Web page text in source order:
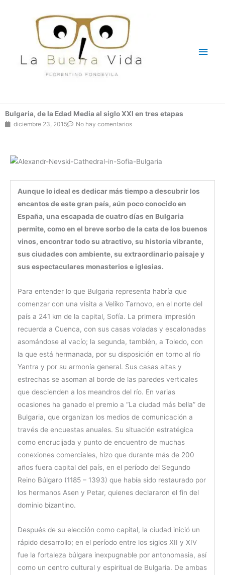
Bulgaria, de la Edad Media al siglo XXI en tres etapas
diciembre 23, 2015 No hay comentarios
Aunque lo ideal es dedicar más tiempo a descubrir los
encantos de este gran país, aún poco conocido en
España, una escapada de cuatro días en Bulgaria
permite, como en el breve sorbo de la cata de los buenos
vinos, encontrar todo su atractivo, su historia vibrante,
sus ciudades con ambiente, su extraordinario paisaje y
sus espectaculares monasterios e iglesias.
Para entender lo que Bulgaria representa habría que
comenzar con una visita a Veliko Tarnovo, en el norte del
país a 241 km de la capital, Sofía. La primera impresión
recuerda a Cuenca, con sus casas voladas y escalonadas
asomándose al vacío; la segunda, también, a Toledo, con
la que está hermanada, por su disposición en torno al río
Yantra y por su armonía general. Sus casas altas y
estrechas se asoman al borde de las paredes verticales
que descienden a los meandros del río. En varias
ocasiones ha ganado el premio a “La ciudad más bella” de
Bulgaria, que organizan los medios de comunicación a
través de encuestas anuales. Su situación estratégica
como encrucijada y punto de encuentro de muchas
conexiones comerciales, hizo que durante más de 200
años fuera capital del país, en el período del Segundo
Reino Búlgaro (1185 – 1393) que había sido restaurado por
los hermanos Asen y Petar, quienes declararon el fin del
dominio bizantino.
Después de su elección como capital, la ciudad inició un
rápido desarrollo; en el período entre los siglos XII y XIV
fue la fortaleza búlgara inexpugnable por antonomasia, así
como un centro cultural y espiritual de Bulgaria. De ambas